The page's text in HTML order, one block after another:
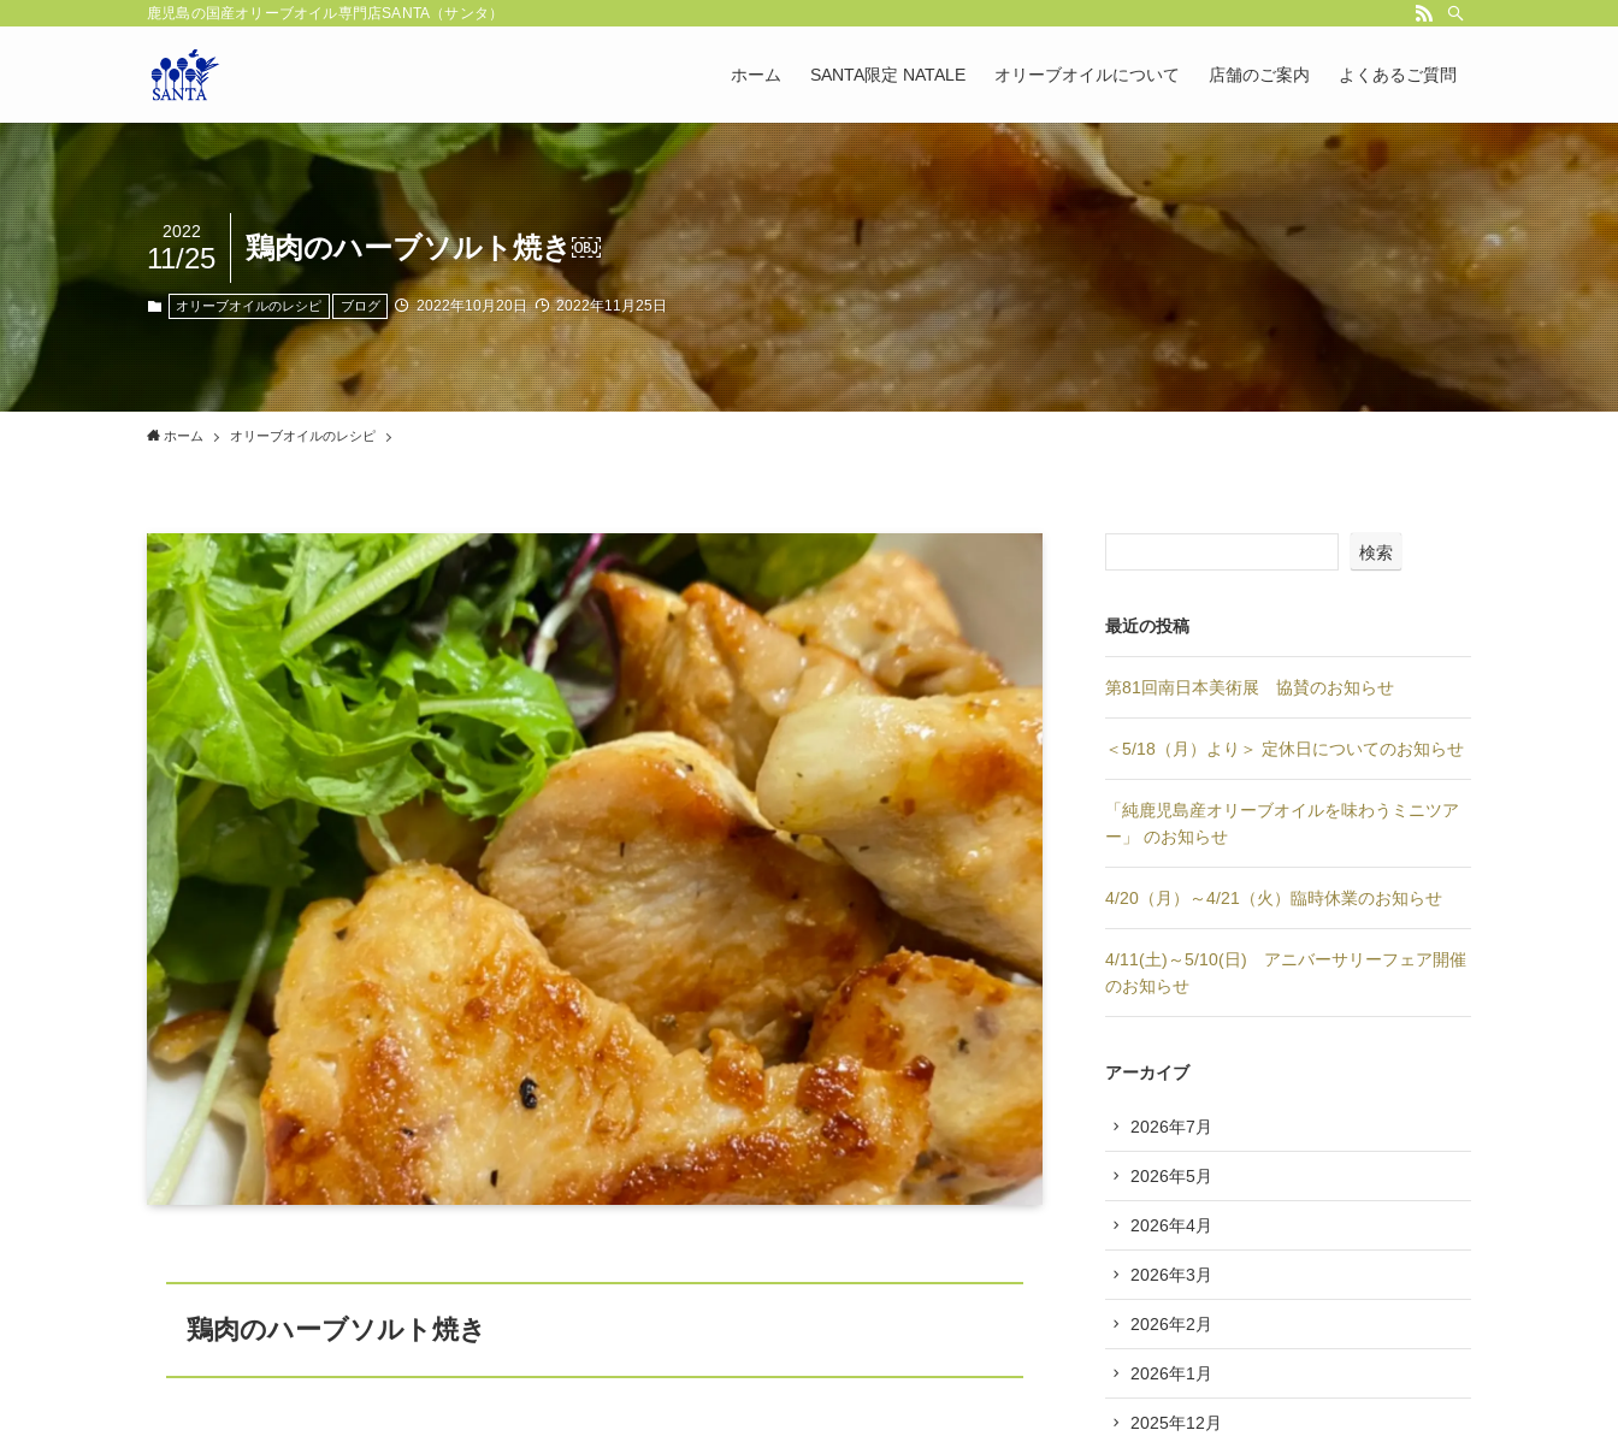
鹿児島の国産オリーブオイル専門店SANTA（サンタ）
ホーム SANTA限定 NATALE オリーブオイルについて 店舗のご案内 よくあるご質問
鶏肉のハーブソルト焼き￼
2022
11/25
オリーブオイルのレシピ ブログ 2022年10月20日 2022年11月25日
ホーム オリーブオイルのレシピ
鶏肉のハーブソルト焼き
検索
最近の投稿
第81回南日本美術展 協賛のお知らせ
＜5/18（月）より＞ 定休日についてのお知らせ
「純鹿児島産オリーブオイルを味わうミニツア
ー」 のお知らせ
4/20（月）～4/21（火）臨時休業のお知らせ
4/11(土)～5/10(日) アニバーサリーフェア開催
のお知らせ
アーカイブ
2026年7月
2026年5月
2026年4月
2026年3月
2026年2月
2026年1月
2025年12月